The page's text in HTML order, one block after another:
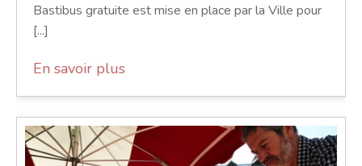
Bastibus gratuite est mise en place par la Ville pour
[...]
En savoir plus